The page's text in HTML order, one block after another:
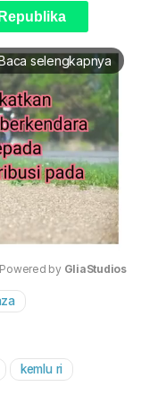
selengkapnya
Powered by GliaStudios
kemlu ri